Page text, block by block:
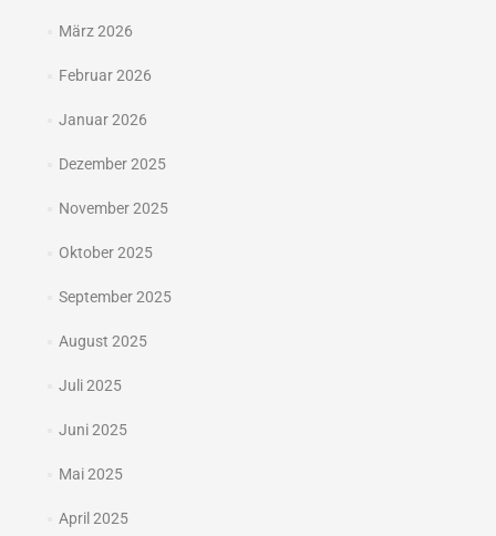
März 2026
Februar 2026
Januar 2026
Dezember 2025
November 2025
Oktober 2025
September 2025
August 2025
Juli 2025
Juni 2025
Mai 2025
April 2025